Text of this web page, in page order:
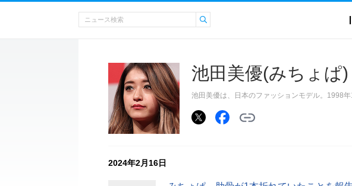
池田美優(みちょぱ)
池田美優は、日本のファッションモデル。1998
2024年2月16日